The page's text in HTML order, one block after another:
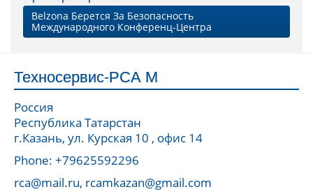
Belzona Берется За Безопасность
Международного Конференц-Центра
Техносервис-РСА М
Россия
Республика Татарстан
г.Казань, ул. Курская 10 , офис 14
Phone: +79625592296
rca@mail.ru, rcamkazan@gmail.com